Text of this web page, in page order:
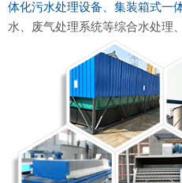
体化污水处理设备、集装箱式一
水、废气处理系统等综合水处理